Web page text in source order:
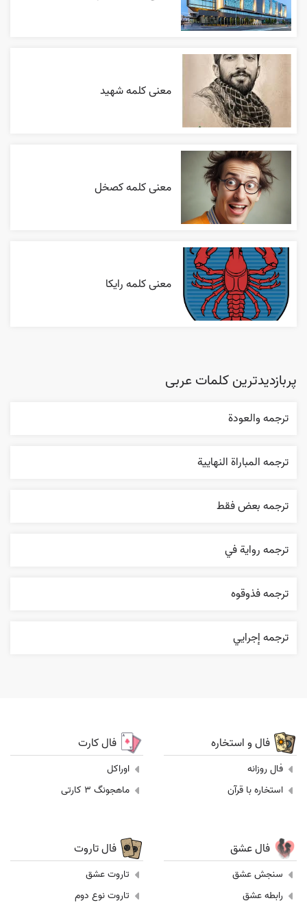
معنی کلمه شهید
معنی کلمه کصخل
معنی کلمه رایکا
پربازدیدترین کلمات عربی
ترجمه والعودة
ترجمه المباراة النهایية
ترجمه بعض فقط
ترجمه روایة في
ترجمه فذوقوه
ترجمه إجرایي
فال و استخاره
فال روزانه
استخاره با قرآن
فال کارت
اوراکل
ماهجونگ 3 کارتی
فال عشق
سنجش عشق
رابطه عشق
فال تاروت
تاروت عشق
تاروت نوع دوم